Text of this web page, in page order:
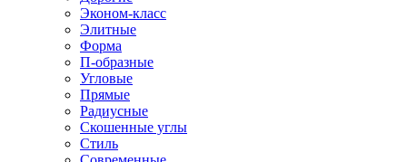
Эконом-класс
Элитные
Форма
П-образные
Угловые
Прямые
Радиусные
Скошенные углы
Стиль